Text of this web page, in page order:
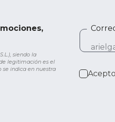
siendo la
legitimación es el
se indica en nuestra